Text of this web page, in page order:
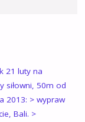
21 luty na
siłowni, 50m od
2013: > wypraw
Bali. >